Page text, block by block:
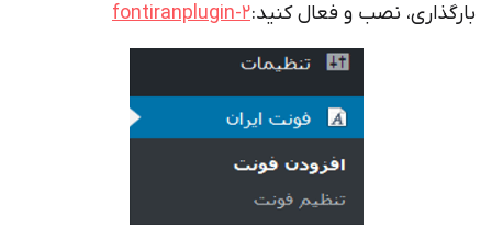
نصب و فعال کنید: fontiranplugin-2